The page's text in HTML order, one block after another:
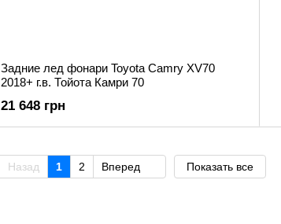
Задние лед фонари Toyota Camry XV70
2018+ г.в. Тойота Камри 70
21 648 грн
Назад 1 2 Вперед Показать все